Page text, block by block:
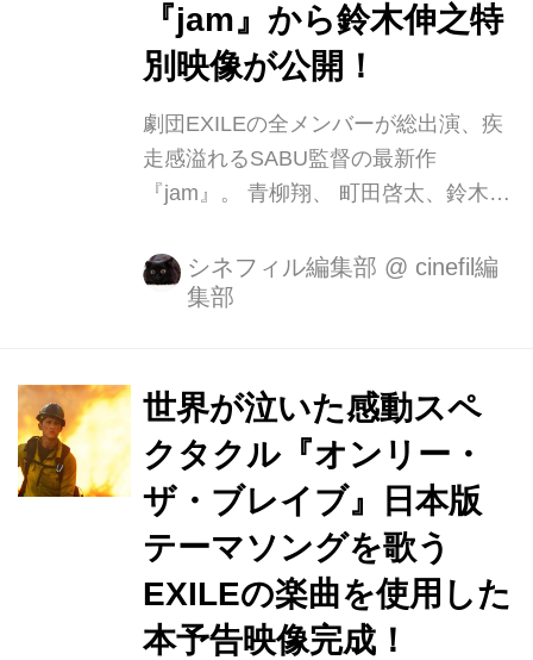
『jam』から鈴木伸之特
別映像が公開！
劇団EXILEの全メンバーが総出演、疾
走感溢れるSABU監督の最新作
『jam』。 青柳翔、 町田啓太、鈴木伸
する“因果応報”エンターテイメ ントで
す。 明るく快活な喋りが魅力の鈴木伸
ツオ。 カナヅチ一つで殴り込みをかけ
る姿はまさに鉄砲玉。今回セリフは一
切なし!という難役挑んだ鈴木だが、そ
の恵まれた肢体から繰り出されるアク
ションは日本離れした迫力で、まさに
「体当たり」な演技。 テツオに吹っ飛
ばされる メンバーの中には劇団EXILE
のあの人・この人が要所で登場するの
シネフィル編集部 @ cinefil編
集部
世界が泣いた感動スペ
クタクル『オンリー・
ザ・ブレイブ』日本版
テーマソングを歌う
EXILEの楽曲を使用した
本予告映像完成！